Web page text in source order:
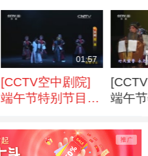
01:57
[CCTV空中剧院]
端午节特别节目
五场
端午
三场